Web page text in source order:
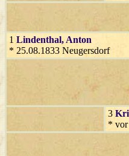
1 Lindenthal, Anton
* 25.08.1833 Neugersdorf
3
* vor